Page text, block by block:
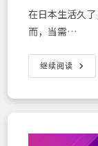
在日本生活久
而，当需…
继续阅读 只
有
还
不
费